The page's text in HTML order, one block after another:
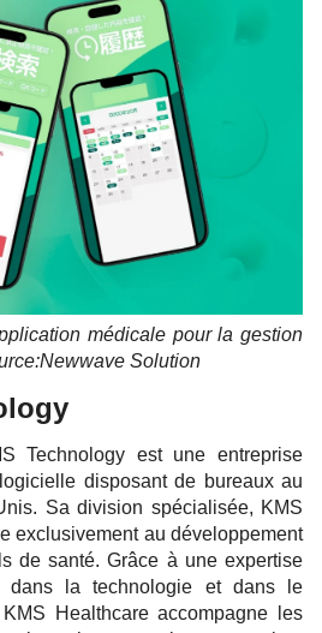
médicale pour la gestion
Solution
Technology est une entreprise
disposant de bureaux au
Sa division spécialisée, KMS
exclusivement au développement
de santé. Grâce à une expertise
dans la technologie et dans le
Healthcare accompagne les